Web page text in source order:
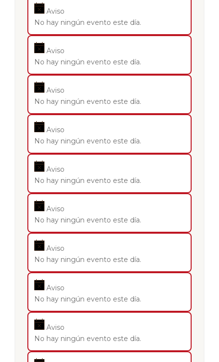
Aviso
No hay ningún evento este día.
Aviso
No hay ningún evento este día.
Aviso
No hay ningún evento este día.
Aviso
No hay ningún evento este día.
Aviso
No hay ningún evento este día.
Aviso
No hay ningún evento este día.
Aviso
No hay ningún evento este día.
Aviso
No hay ningún evento este día.
Aviso
No hay ningún evento este día.